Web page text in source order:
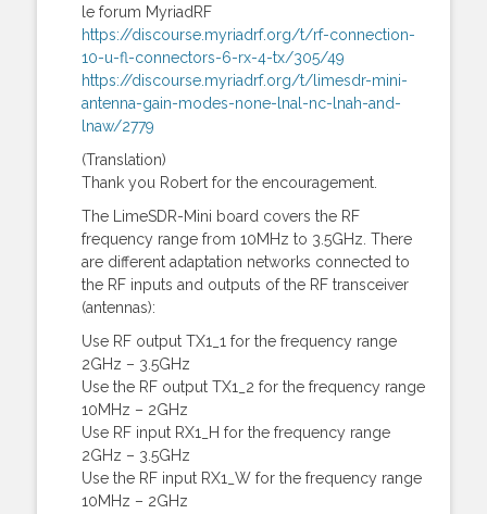
le forum MyriadRF
https://discourse.myriadrf.org/t/rf-connection-
10-u-fl-connectors-6-rx-4-tx/305/49
https://discourse.myriadrf.org/t/limesdr-mini-
antenna-gain-modes-none-lnal-nc-lnah-and-
lnaw/2779
(Translation)
Thank you Robert for the encouragement.
The LimeSDR-Mini board covers the RF
frequency range from 10MHz to 3.5GHz. There
are different adaptation networks connected to
the RF inputs and outputs of the RF transceiver
(antennas):
Use RF output TX1_1 for the frequency range
2GHz – 3.5GHz
Use the RF output TX1_2 for the frequency range
10MHz – 2GHz
Use RF input RX1_H for the frequency range
2GHz – 3.5GHz
Use the RF input RX1_W for the frequency range
10MHz – 2GHz